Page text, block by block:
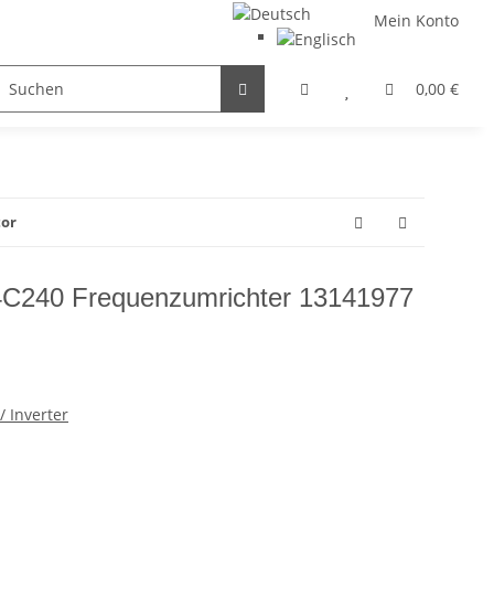
Mein Konto
0,00 €
FILTER / DROSSEL GETRIEBEMOTOREN HYDRAULIK
Frequenzumrichter 13141977
Inverter